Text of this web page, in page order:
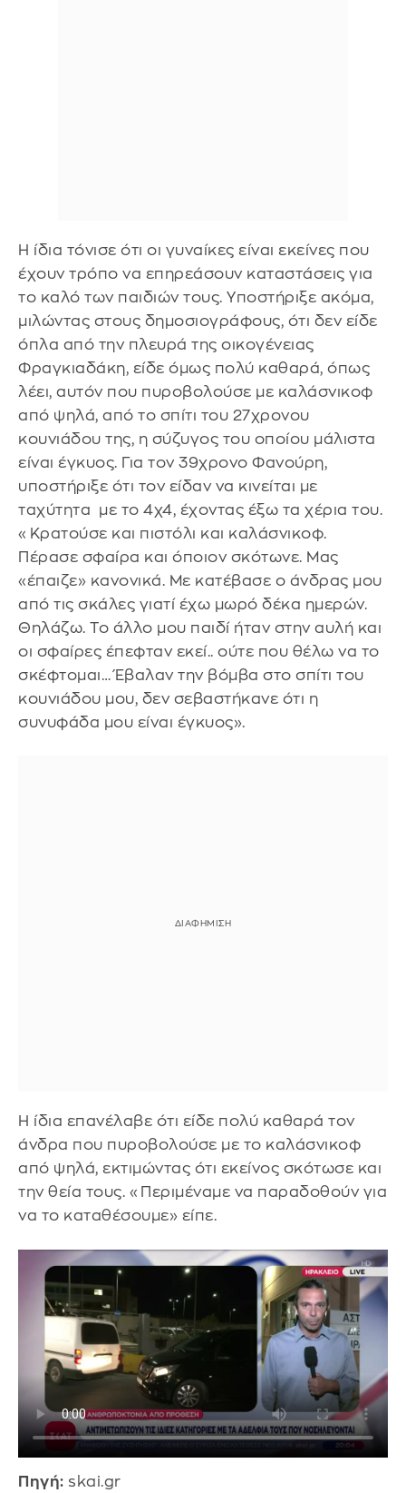
Η ίδια τόνισε ότι οι γυναίκες είναι εκείνες που
έχουν τρόπο να επηρεάσουν καταστάσεις για
το καλό των παιδιών τους. Υποστήριξε ακόμα,
μιλώντας στους δημοσιογράφους, ότι δεν είδε
όπλα από την πλευρά της οικογένειας
Φραγκιαδάκη, είδε όμως πολύ καθαρά, όπως
λέει, αυτόν που πυροβολούσε με καλάσνικοφ
από ψηλά, από το σπίτι του 27χρονου
κουνιάδου της, η σύζυγος του οποίου μάλιστα
είναι έγκυος. Για τον 39χρονο Φανούρη,
υποστήριξε ότι τον είδαν να κινείται με
ταχύτητα με το 4χ4, έχοντας έξω τα χέρια του.
«Κρατούσε και πιστόλι και καλάσνικοφ.
Πέρασε σφαίρα και όποιον σκότωνε. Μας
«έπαιζε» κανονικά. Με κατέβασε ο άνδρας μου
από τις σκάλες γιατί έχω μωρό δέκα ημερών.
Θηλάζω. Το άλλο μου παιδί ήταν στην αυλή και
οι σφαίρες έπεφταν εκεί.. ούτε που θέλω να το
σκέφτομαι… Έβαλαν την βόμβα στο σπίτι του
κουνιάδου μου, δεν σεβαστήκανε ότι η
συνυφάδα μου είναι έγκυος».
Η ίδια επανέλαβε ότι είδε πολύ καθαρά τον
άνδρα που πυροβολούσε με το καλάσνικοφ
από ψηλά, εκτιμώντας ότι εκείνος σκότωσε και
την θεία τους. «Περιμέναμε να παραδοθούν για
να το καταθέσουμε» είπε.
Πηγή: skai.gr